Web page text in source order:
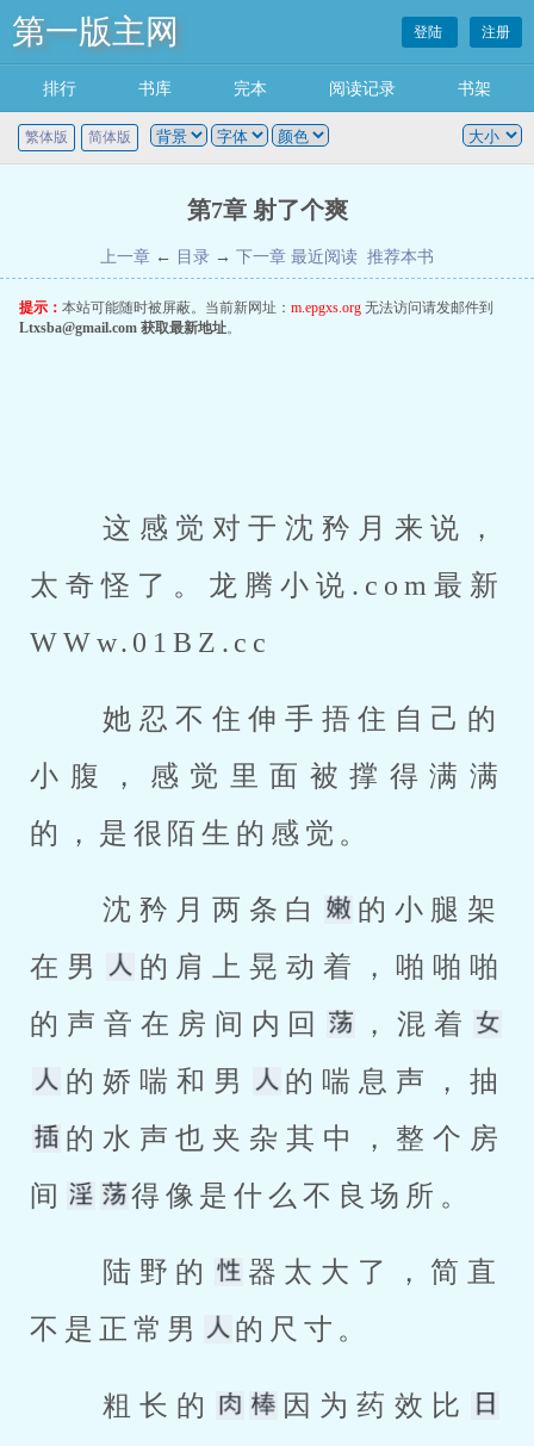
第一版主网 登陆 注册
排行 书库 完本 阅读记录 书架
繁体版 简体版
第7章 射了个爽
上一章 ← 目录 → 下一章 最近阅读 推荐本书
提示： 本站可能随时被屏蔽。当前新网址： m.epgxs.org 无法访问请发邮件到
Ltxsba@gmail.com 获取最新地址。
太奇怪了。龙腾小说.com最新
WWw.01BZ.cc
小腹，感觉里面被撑得满满
的，是很陌生的感觉。
沈矜月两条白
的小腿架
在男
的肩上晃动着，啪啪啪
的声音在房间内回
，混着
的娇喘和男
的喘息声，抽
的水声也夹杂其中，整个房
间
得像是什么不良场所。
陆野的
器太大了，简直
不是正常男
的尺寸。
粗长的
因为药效比